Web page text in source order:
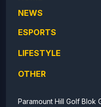
NEWS
ESPORTS
LIFESTYLE
OTHER
Paramount Hill Golf Blok